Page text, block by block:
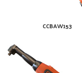
CCBAW153